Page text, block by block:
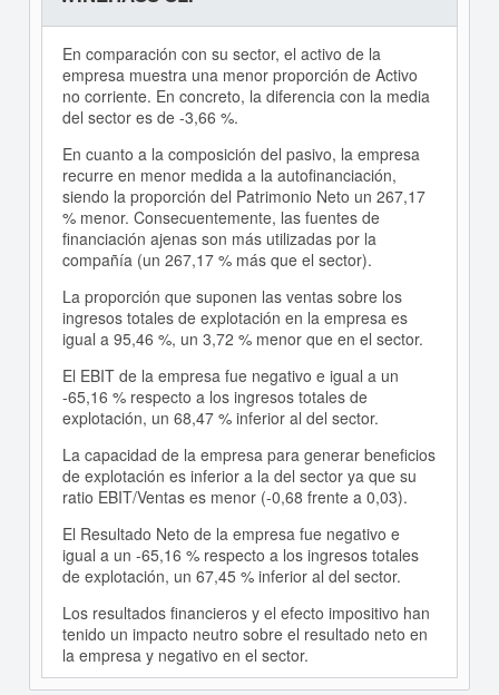
En comparación con su sector, el activo de la
empresa muestra una menor proporción de Activo
no corriente. En concreto, la diferencia con la media
del sector es de -3,66 %.
En cuanto a la composición del pasivo, la empresa
recurre en menor medida a la autofinanciación,
siendo la proporción del Patrimonio Neto un 267,17
% menor. Consecuentemente, las fuentes de
financiación ajenas son más utilizadas por la
compañía (un 267,17 % más que el sector).
La proporción que suponen las ventas sobre los
ingresos totales de explotación en la empresa es
igual a 95,46 %, un 3,72 % menor que en el sector.
El EBIT de la empresa fue negativo e igual a un
-65,16 % respecto a los ingresos totales de
explotación, un 68,47 % inferior al del sector.
La capacidad de la empresa para generar beneficios
de explotación es inferior a la del sector ya que su
ratio EBIT/Ventas es menor (-0,68 frente a 0,03).
El Resultado Neto de la empresa fue negativo e
igual a un -65,16 % respecto a los ingresos totales
de explotación, un 67,45 % inferior al del sector.
Los resultados financieros y el efecto impositivo han
tenido un impacto neutro sobre el resultado neto en
la empresa y negativo en el sector.